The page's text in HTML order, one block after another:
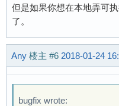
但是如果你想在本地弄可
了。
Any 楼主 #6 2018-01-24
bugfix wrote: